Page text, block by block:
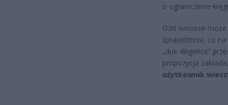
o ograniczenie
Dziś wniosek
sprawdzenia, co
„due diligence”
propozycja
użytkownik